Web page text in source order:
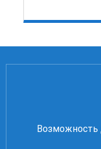
Возможность